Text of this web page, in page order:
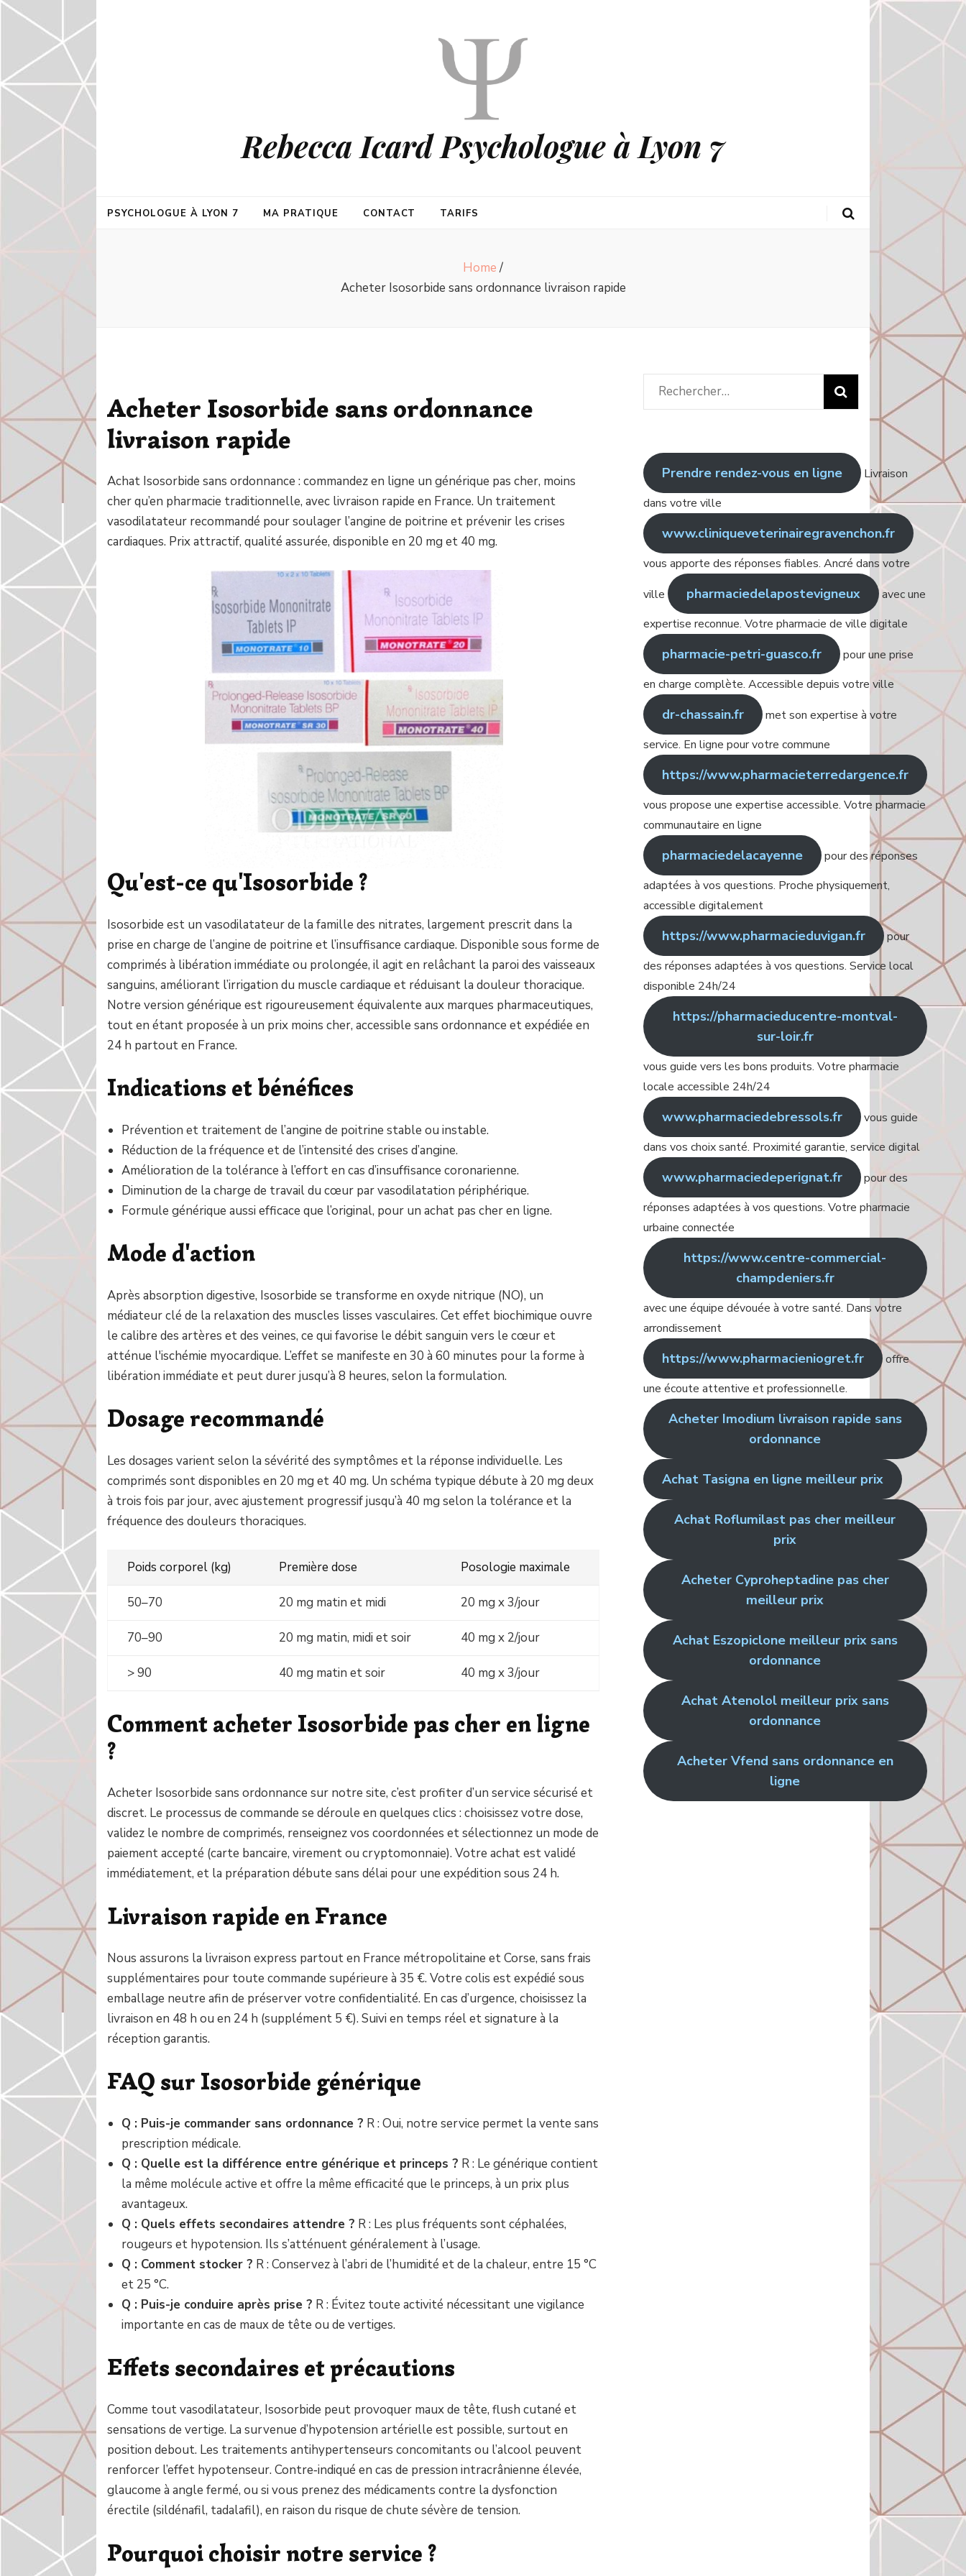
Rebecca Icard Psychologue à Lyon 7
PSYCHOLOGUE À LYON 7 MA PRATIQUE CONTACT TARIFS
Home /
Acheter Isosorbide sans ordonnance livraison rapide
Acheter Isosorbide sans ordonnance
livraison rapide
Achat Isosorbide sans ordonnance : commandez en ligne un générique pas cher, moins
cher qu’en pharmacie traditionnelle, avec livraison rapide en France. Un traitement
vasodilatateur recommandé pour soulager l’angine de poitrine et prévenir les crises
cardiaques. Prix attractif, qualité assurée, disponible en 20 mg et 40 mg.
Qu'est-ce qu'Isosorbide ?
Isosorbide est un vasodilatateur de la famille des nitrates, largement prescrit dans la
prise en charge de l’angine de poitrine et l’insuffisance cardiaque. Disponible sous forme de
comprimés à libération immédiate ou prolongée, il agit en relâchant la paroi des vaisseaux
sanguins, améliorant l’irrigation du muscle cardiaque et réduisant la douleur thoracique.
Notre version générique est rigoureusement équivalente aux marques pharmaceutiques,
tout en étant proposée à un prix moins cher, accessible sans ordonnance et expédiée en
24 h partout en France.
Indications et bénéfices
Prévention et traitement de l’angine de poitrine stable ou instable.
Réduction de la fréquence et de l’intensité des crises d’angine.
Amélioration de la tolérance à l’effort en cas d’insuffisance coronarienne.
Diminution de la charge de travail du cœur par vasodilatation périphérique.
Formule générique aussi efficace que l’original, pour un achat pas cher en ligne.
Mode d'action
Après absorption digestive, Isosorbide se transforme en oxyde nitrique (NO), un
médiateur clé de la relaxation des muscles lisses vasculaires. Cet effet biochimique ouvre
le calibre des artères et des veines, ce qui favorise le débit sanguin vers le cœur et
atténue l'ischémie myocardique. L’effet se manifeste en 30 à 60 minutes pour la forme à
libération immédiate et peut durer jusqu’à 8 heures, selon la formulation.
Dosage recommandé
Les dosages varient selon la sévérité des symptômes et la réponse individuelle. Les
comprimés sont disponibles en 20 mg et 40 mg. Un schéma typique débute à 20 mg deux
à trois fois par jour, avec ajustement progressif jusqu’à 40 mg selon la tolérance et la
fréquence des douleurs thoraciques.
Poids corporel (kg) Première dose Posologie maximale
50–70 20 mg matin et midi 20 mg x 3/jour
70–90 20 mg matin, midi et soir 40 mg x 2/jour
> 90 40 mg matin et soir 40 mg x 3/jour
Comment acheter Isosorbide pas cher en ligne
?
Acheter Isosorbide sans ordonnance sur notre site, c’est profiter d’un service sécurisé et
discret. Le processus de commande se déroule en quelques clics : choisissez votre dose,
validez le nombre de comprimés, renseignez vos coordonnées et sélectionnez un mode de
paiement accepté (carte bancaire, virement ou cryptomonnaie). Votre achat est validé
immédiatement, et la préparation débute sans délai pour une expédition sous 24 h.
Livraison rapide en France
Nous assurons la livraison express partout en France métropolitaine et Corse, sans frais
supplémentaires pour toute commande supérieure à 35 €. Votre colis est expédié sous
emballage neutre afin de préserver votre confidentialité. En cas d’urgence, choisissez la
livraison en 48 h ou en 24 h (supplément 5 €). Suivi en temps réel et signature à la
réception garantis.
FAQ sur Isosorbide générique
Q : Puis-je commander sans ordonnance ? R : Oui, notre service permet la vente sans
prescription médicale.
Q : Quelle est la différence entre générique et princeps ? R : Le générique contient
la même molécule active et offre la même efficacité que le princeps, à un prix plus
avantageux.
Q : Quels effets secondaires attendre ? R : Les plus fréquents sont céphalées,
rougeurs et hypotension. Ils s’atténuent généralement à l’usage.
Q : Comment stocker ? R : Conservez à l’abri de l’humidité et de la chaleur, entre 15 °C
et 25 °C.
Q : Puis-je conduire après prise ? R : Évitez toute activité nécessitant une vigilance
importante en cas de maux de tête ou de vertiges.
Effets secondaires et précautions
Comme tout vasodilatateur, Isosorbide peut provoquer maux de tête, flush cutané et
sensations de vertige. La survenue d’hypotension artérielle est possible, surtout en
position debout. Les traitements antihypertenseurs concomitants ou l’alcool peuvent
renforcer l’effet hypotenseur. Contre‐indiqué en cas de pression intracrânienne élevée,
glaucome à angle fermé, ou si vous prenez des médicaments contre la dysfonction
érectile (sildénafil, tadalafil), en raison du risque de chute sévère de tension.
Pourquoi choisir notre service ?
Rechercher
:
Prendre rendez-vous en ligne
Livraison
dans votre ville
www.cliniqueveterinairegravenchon.fr
vous apporte des réponses fiables. Ancré dans votre
ville
pharmaciedelapostevigneux
avec une
expertise reconnue. Votre pharmacie de ville digitale
pharmacie-petri-guasco.fr
pour une prise
en charge complète. Accessible depuis votre ville
dr-chassain.fr
met son expertise à votre
service. En ligne pour votre commune
https://www.pharmacieterredargence.fr
vous propose une expertise accessible. Votre pharmacie
communautaire en ligne
pharmaciedelacayenne
pour des réponses
adaptées à vos questions. Proche physiquement,
accessible digitalement
https://www.pharmacieduvigan.fr
pour
des réponses adaptées à vos questions. Service local
disponible 24h/24
https://pharmacieducentre-montval-
sur-loir.fr
vous guide vers les bons produits. Votre pharmacie
locale accessible 24h/24
www.pharmaciedebressols.fr
vous guide
dans vos choix santé. Proximité garantie, service digital
www.pharmaciedeperignat.fr
pour des
réponses adaptées à vos questions. Votre pharmacie
urbaine connectée
https://www.centre-commercial-
champdeniers.fr
avec une équipe dévouée à votre santé. Dans votre
arrondissement
https://www.pharmacieniogret.fr
offre
une écoute attentive et professionnelle.
Acheter Imodium livraison rapide sans
ordonnance
Achat Tasigna en ligne meilleur prix
Achat Roflumilast pas cher meilleur
prix
Acheter Cyproheptadine pas cher
meilleur prix
Achat Eszopiclone meilleur prix sans
ordonnance
Achat Atenolol meilleur prix sans
ordonnance
Acheter Vfend sans ordonnance en
ligne